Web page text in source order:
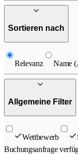
Sortieren nach
Relevanz Name
Allgemeine Filter
Wettbewerb
Buchungsanfrage